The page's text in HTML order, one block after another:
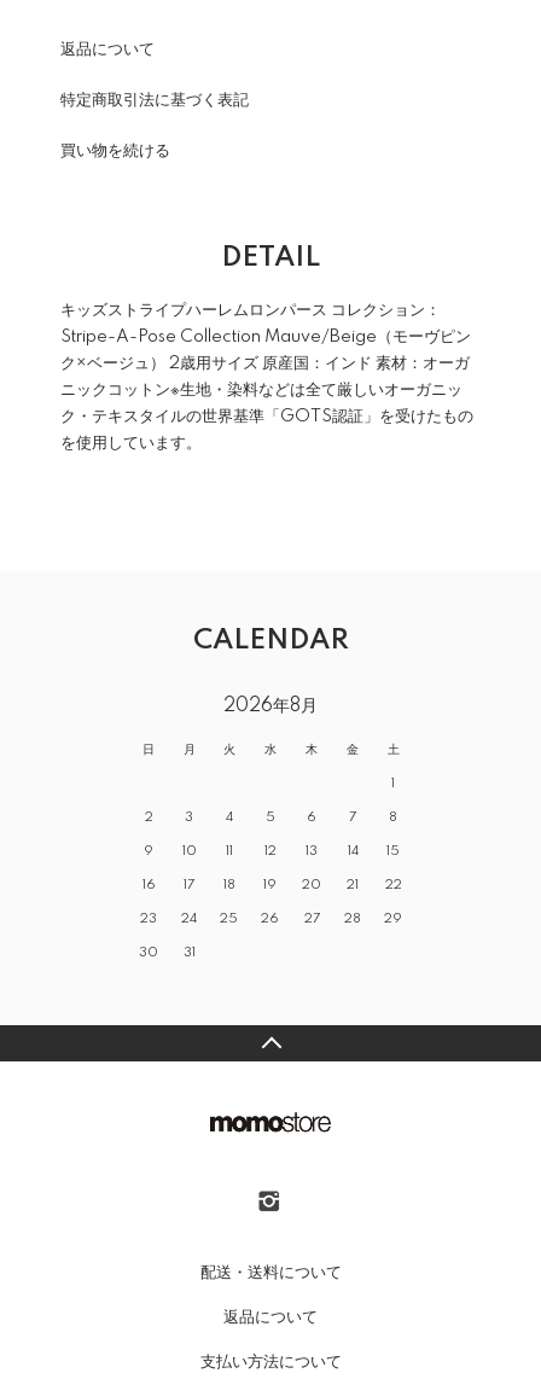
返品について
特定商取引法に基づく表記
買い物を続ける
DETAIL
キッズストライプハーレムロンパース コレクション：
Stripe-A-Pose Collection Mauve/Beige（モーヴピン
ク×ベージュ） 2歳用サイズ 原産国：インド 素材：オーガ
ニックコットン※生地・染料などは全て厳しいオーガニッ
ク・テキスタイルの世界基準「GOTS認証」を受けたもの
を使用しています。
CALENDAR
2026年8月
日 月 火 水 木 金 土
1
2 3 4 5 6 7 8
9 10 11 12 13 14 15
16 17 18 19 20 21 22
23 24 25 26 27 28 29
30 31
配送・送料について
返品について
支払い方法について